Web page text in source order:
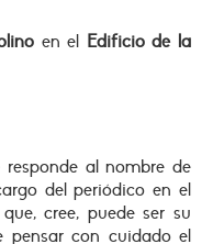
en el Edificio de la
al nombre de
del periódico en el
cree, puede ser su
pensar con cuidado el